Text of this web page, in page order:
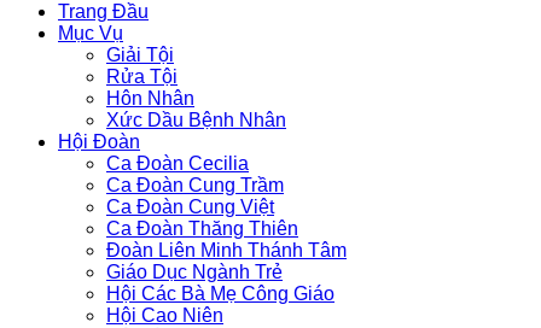
Trang Đầu
Mục Vụ
Giải Tội
Rửa Tội
Hôn Nhân
Xức Dầu Bệnh Nhân
Hội Đoàn
Ca Đoàn Cecilia
Ca Đoàn Cung Trầm
Ca Đoàn Cung Việt
Ca Đoàn Thăng Thiên
Đoàn Liên Minh Thánh Tâm
Giáo Dục Ngành Trẻ
Hội Các Bà Mẹ Công Giáo
Hội Cao Niên